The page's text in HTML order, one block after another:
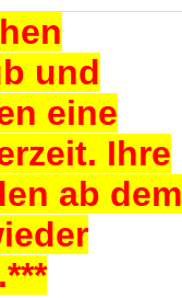
und
eine
Ihre
ab dem